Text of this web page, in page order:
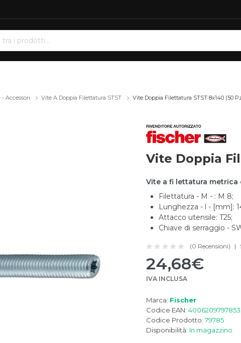
Accessori Vite A Doppia Filettatura STST Vite Doppia Filettatura STST 8x140 (50
Vite Doppia
Vite a fi lettatura metrica
Filettatura - M - : M 8;
Lunghezza - l - [mm]:
Attacco utensile: T25;
Chiave di serraggio -
(0 Recensioni)
24,68€
IVA INCLUSA
Marca: Fischer
Codice EAN: 4006209797853
Codice Prodotto: 79785
Disponibilità: In magazzino